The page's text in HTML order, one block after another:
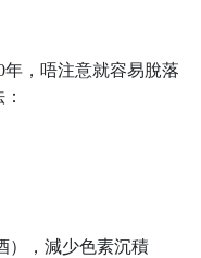
年，唔注意就容易脫落
），減少色素沉積